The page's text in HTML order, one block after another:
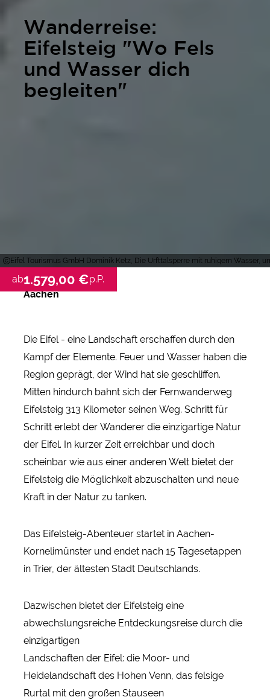
Eifel Tourismus GmbH Dominik Ketz, Die Urfttalsperre mit ruhigem Wasser,
Wanderreise:
Eifelsteig "Wo Fels
und Wasser dich
begleiten"
ab1.579,00 €p.P.
Aachen
Die Eifel - eine Landschaft erschaffen durch den
Kampf der Elemente. Feuer und Wasser haben die
Region geprägt, der Wind hat sie geschliffen.
Mitten hindurch bahnt sich der Fernwanderweg
Eifelsteig 313 Kilometer seinen Weg. Schritt für
Schritt erlebt der Wanderer die einzigartige Natur
der Eifel. In kurzer Zeit erreichbar und doch
scheinbar wie aus einer anderen Welt bietet der
Eifelsteig die Möglichkeit abzuschalten und neue
Kraft in der Natur zu tanken.
Das Eifelsteig-Abenteuer startet in Aachen-
Kornelimünster und endet nach 15 Tagesetappen
in Trier, der ältesten Stadt Deutschlands.
Dazwischen bietet der Eifelsteig eine
abwechslungsreiche Entdeckungsreise durch die
einzigartigen
Landschaften der Eifel: die Moor- und
Heidelandschaft des Hohen Venn, das felsige
Rurtal mit den großen Stauseen